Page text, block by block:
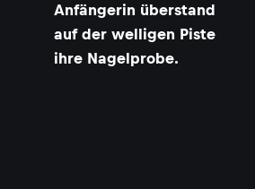
Anfängerin überstand
auf der welligen Piste
ihre Nagelprobe.